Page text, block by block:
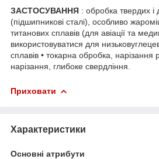
ЗАСТОСУВАННЯ : обробка твердих і
(підшипникові сталі), особливо
титанових сплавів (для авіації та
використовуватися для
сплавів • токарна обробка, нарізання
нарізання, глибоке свердління.
Приховати
Характеристики
Основні атрибути